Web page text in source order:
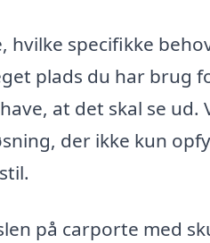
hvilke specifikke
plads du har brug
at det skal se
der ikke kun
på carporte med